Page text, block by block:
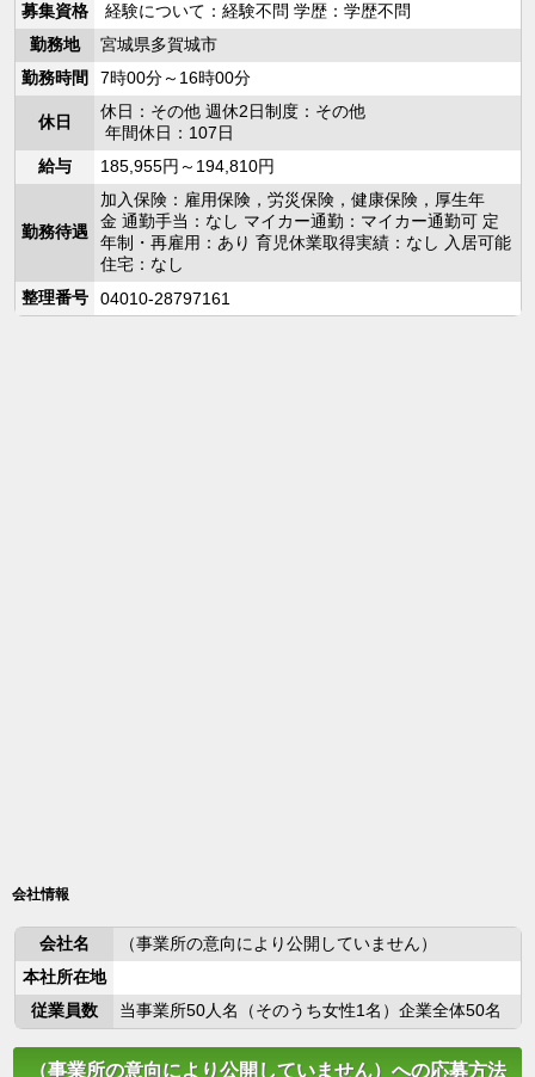
募集資格
経験について：経験不問 学歴：学歴不問
勤務地
宮城県多賀城市
勤務時間
7時00分～16時00分
休日
休日：その他 週休2日制度：その他
年間休日：107日
給与
185,955円～194,810円
勤務待遇
加入保険：雇用保険，労災保険，健康保険，厚生年
金 通勤手当：なし マイカー通勤：マイカー通勤可 定
年制・再雇用：あり 育児休業取得実績：なし 入居可能
住宅：なし
整理番号
04010-28797161
会社情報
会社名
（事業所の意向により公開していません）
本社所在地
従業員数
当事業所50人名（そのうち女性1名）企業全体50名
（事業所の意向により公開していません）への応募方法